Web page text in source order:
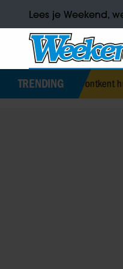
Lees je Weekend,
TRENDING
ontkent